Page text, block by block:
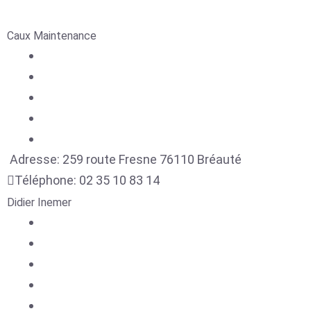
Caux Maintenance
Adresse: 259 route Fresne 76110 Bréauté
Téléphone: 02 35 10 83 14
Didier Inemer